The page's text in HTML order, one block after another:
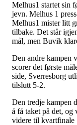
Melhus1 startet sin
jevn. Melhus 1
Melhus1 mister litt
tilbake. Det står
mål, men Buvik
Den andre kampen
scorer det første
side, Sverresborg
tilslutt 5-2.
Den tredje kampen
å få taket på det, og
videre til kvartfinale